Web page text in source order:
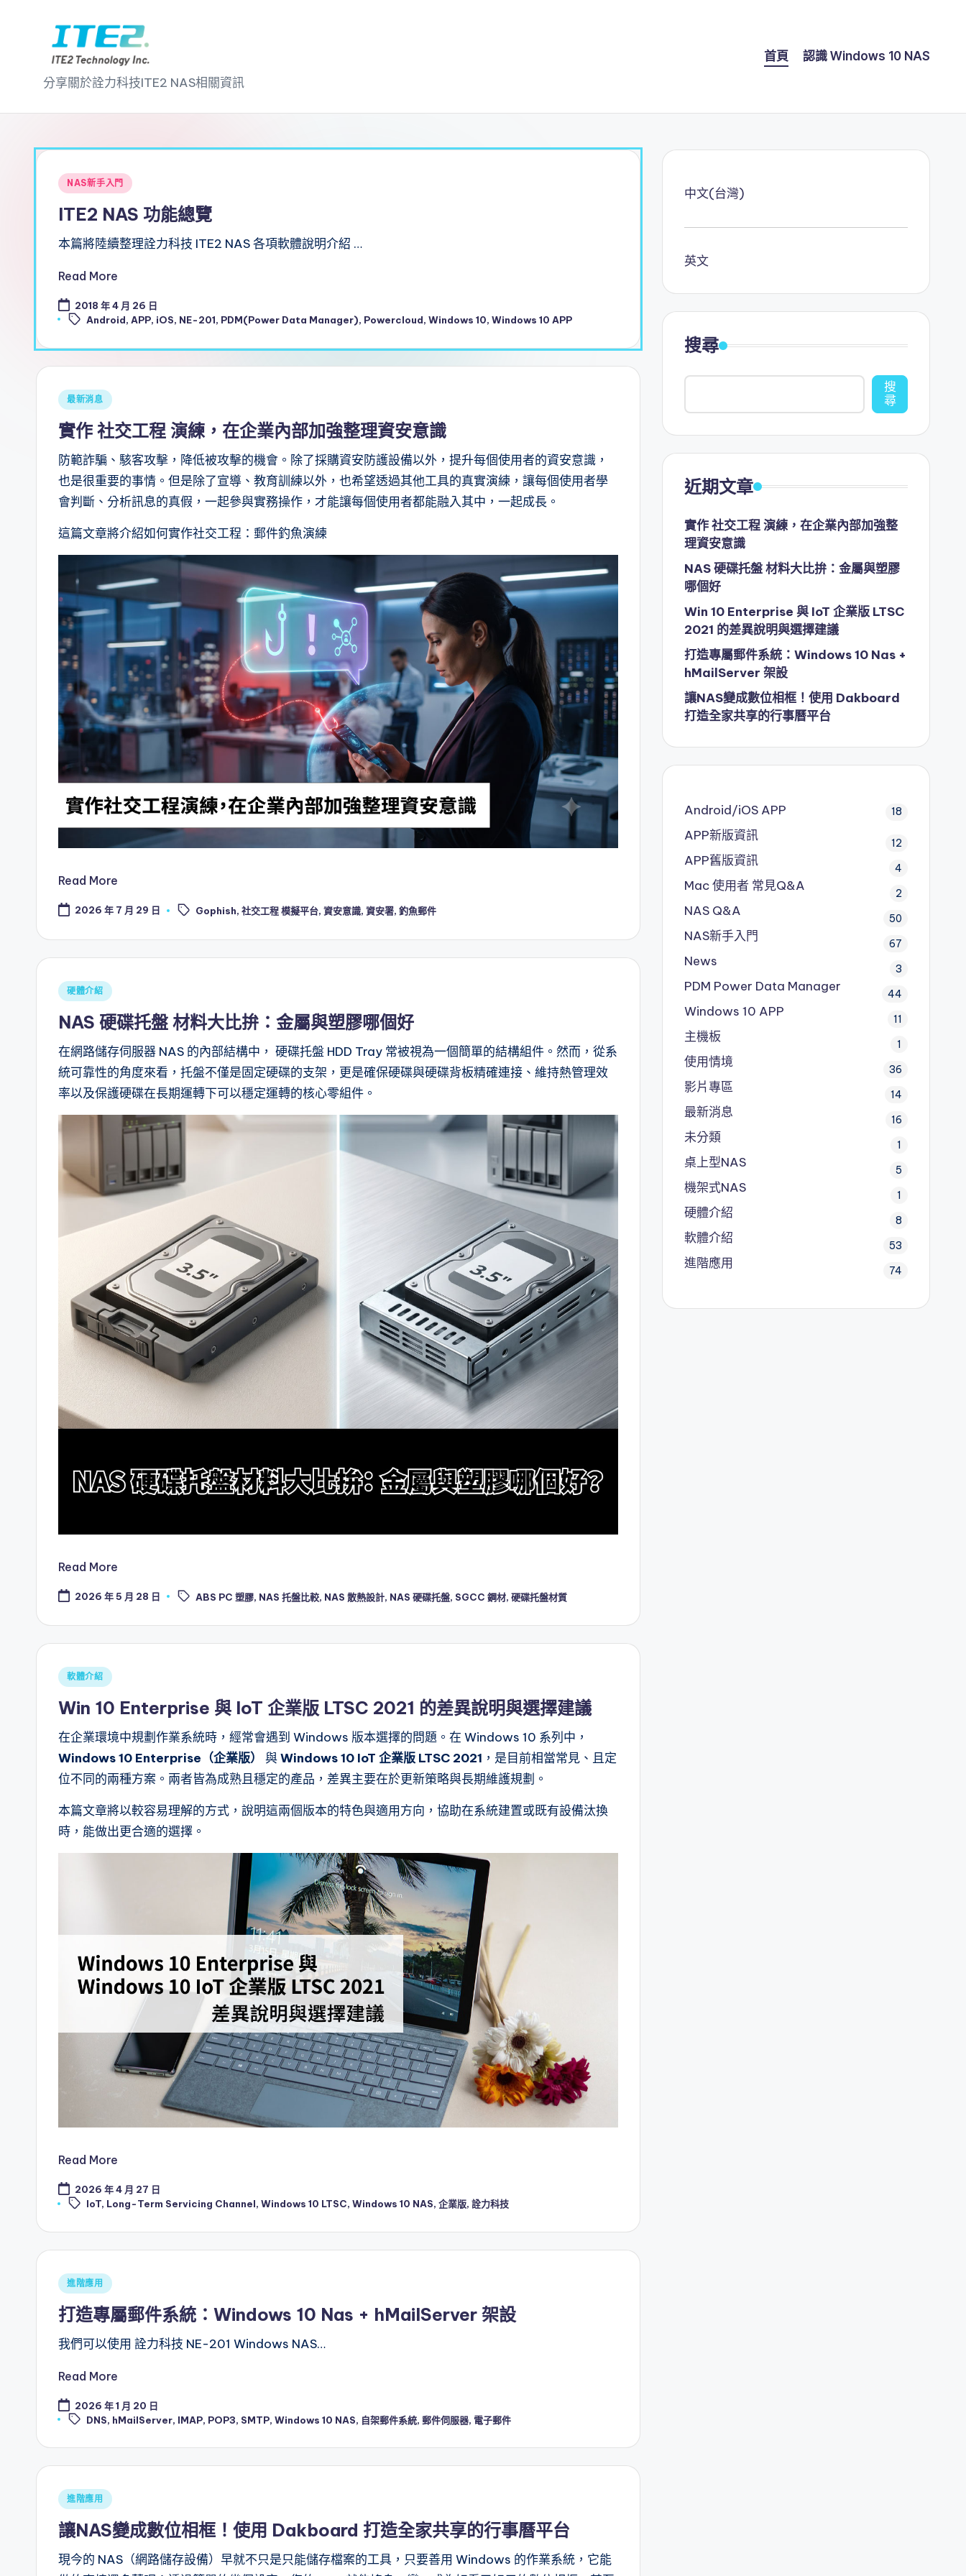
contentI
T
E
A
0
分享關於詮力科技ITE2 NAS相關資訊
首頁 認識 Windows 10 NAS
Posted
NAS新手入門
ITE2 NAS 功能總覽
本篇將陸續整理詮力科技 ITE2 NAS 各項軟體說明介紹 …
Read More
2018 年 4 月 26 日
Tags:
Android,APP, iOS, NE-201, PDM(Power Data Manager), Powercloud,Windows 10,Windows 10 APP
Posted
最新消息
實作 社交工程 演練，在企業內部加強整理資安意識
防範詐騙、駭客攻擊，降低被攻擊的機會。除了採購資安防護設備以外，提升每個使用者的資安意識，
也是很重要的事情。但是除了宣導、教育訓練以外，也希望透過其他工具的真實演練，讓每個使用者學
會判斷、分析訊息的真假，一起參與實務操作，才能讓每個使用者都能融入其中，一起成長。
這篇文章將介紹如何實作社交工程：郵件釣魚演練
Read More
2026 年 7 月 29 日
Tags: Gophish,社交工程 模擬平台,資安意識,資安署,釣魚郵件
Posted
硬體介紹
NAS 硬碟托盤 材料大比拚：金屬與塑膠哪個好
在網路儲存伺服器 NAS 的內部結構中， 硬碟托盤 HDD Tray 常被視為一個簡單的結構組件。然而，從系
統可靠性的角度來看，托盤不僅是固定硬碟的支架，更是確保硬碟與硬碟背板精確連接、維持熱管理效
率以及保護硬碟在長期運轉下可以穩定運轉的核心零組件。
Read More
2026 年 5 月 28 日
Tags: ABS PC 塑膠, NAS 托盤比較, NAS 散熱設計, NAS 硬碟托盤, SGCC 鋼材,硬碟托盤材質
Posted
軟體介紹
Win 10 Enterprise 與 IoT 企業版 LTSC 2021 的差異說明與選擇建議
在企業環境中規劃作業系統時，經常會遇到 Windows 版本選擇的問題。在 Windows 10 系列中，
Windows 10 Enterprise （企業版） 與Windows 10 IoT 企業版 LTSC 2021 ，是目前相當常見、且定
位不同的兩種方案。兩者皆為成熟且穩定的產品，差異主要在於更新策略與長期維護規劃。
本篇文章將以較容易理解的方式，說明這兩個版本的特色與適用方向，協助在系統建置或既有設備汰換
時，能做出更合適的選擇。
Read More
2026 年 4 月 27 日
Tags:
IoT, Long-Term Servicing Channel ,Windows 10 LTSC,Windows 10 NAS,企業版,詮力科技
Posted
進階應用
打造專屬郵件系統：Windows 10 Nas + hMailServer 架設
我們可以使用 詮力科技 NE-201 Windows NAS…
Read More
2026 年 1 月 20 日
Tags:
DNS, hMailServer, IMAP, POP3, SMTP,Windows 10 NAS, 自架郵件系統,郵件伺服器, 電子郵件
Posted
in
進階應用
讓NAS變成數位相框！使用 Dakboard 打造全家共享的行事曆平台
現今的 NAS（網路儲存設備）早就不只是只能儲存檔案的工具，只要善用 Windows 的作業系統，它能
中文(台灣)
英文
搜尋
搜
尋
近期文章
實作 社交工程 演練，在企業內部加強整
理資安意識
NAS 硬碟托盤 材料大比拚：金屬與塑膠
哪個好
Win 10 Enterprise 與 IoT 企業版 LTSC
2021 的差異說明與選擇建議
打造專屬郵件系統：Windows 10 Nas +
hMailServer 架設
讓NAS變成數位相框！使用 Dakboard
打造全家共享的行事曆平台
Android/iOS APP 18
APP新版資訊 12
APP舊版資訊 4
Mac 使用者 常見Q&A 2
NAS Q&A 50
NAS新手入門 67
News 3
PDM Power Data Manager 44
Windows 10 APP 11
主機板 1
使用情境 36
影片專區 14
最新消息 16
未分類 1
桌上型NAS 5
機架式NAS 1
硬體介紹 8
軟體介紹 53
進階應用 74